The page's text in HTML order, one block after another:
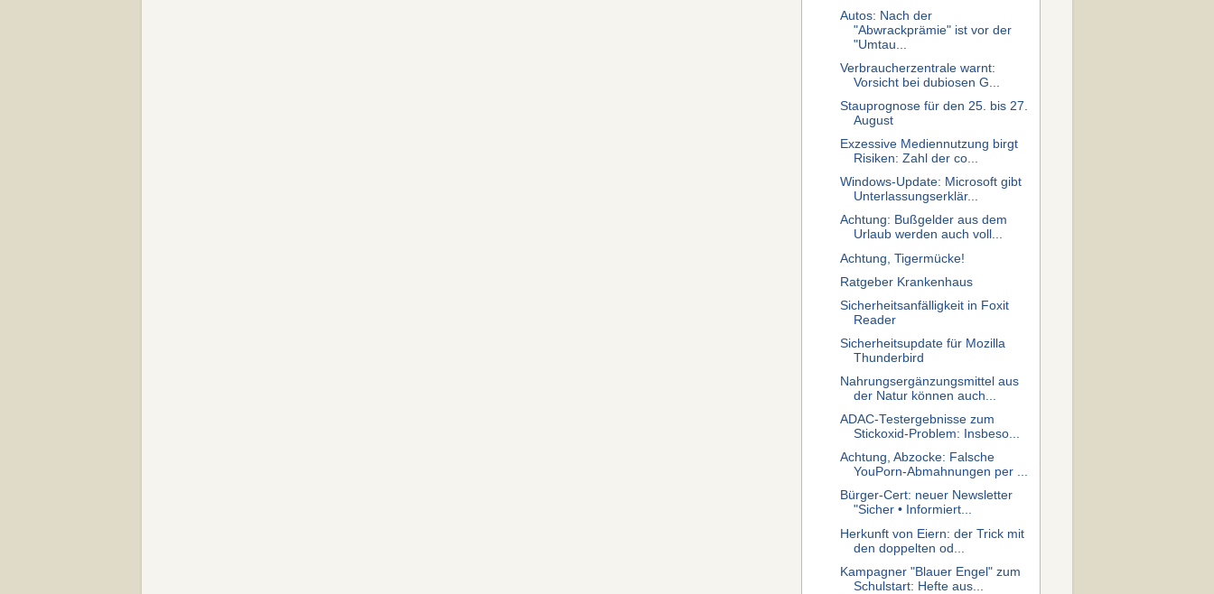
Autos: Nach der
"Abwrackprämie" ist vor der
"Umtau...
Verbraucherzentrale warnt:
Vorsicht bei dubiosen G...
Stauprognose für den 25. bis 27.
August
Exzessive Mediennutzung birgt
Risiken: Zahl der co...
Windows-Update: Microsoft gibt
Unterlassungserklär...
Achtung: Bußgelder aus dem
Urlaub werden auch voll...
Achtung, Tigermücke!
Ratgeber Krankenhaus
Sicherheitsanfälligkeit in Foxit
Reader
Sicherheitsupdate für Mozilla
Thunderbird
Nahrungsergänzungsmittel aus
der Natur können auch...
ADAC-Testergebnisse zum
Stickoxid-Problem: Insbeso...
Achtung, Abzocke: Falsche
YouPorn-Abmahnungen per ...
Bürger-Cert: neuer Newsletter
"Sicher • Informiert...
Herkunft von Eiern: der Trick mit
den doppelten od...
Kampagner "Blauer Engel" zum
Schulstart: Hefte aus...